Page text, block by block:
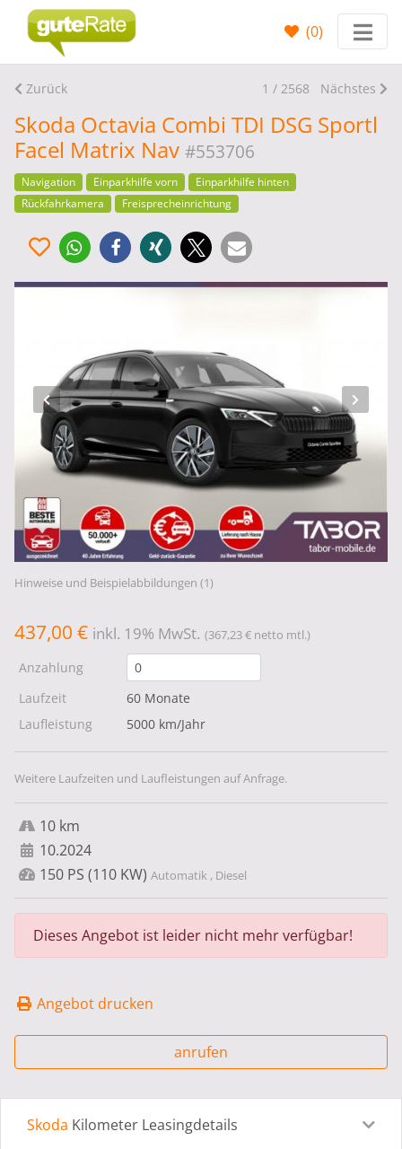
(0)
Zurück 1 / 2568 Nächstes
Skoda Octavia Combi TDI DSG Sportl
Facel Matrix Nav #553706
Navigation Einparkhilfe vorn
Einparkhilfe hinten
Rückfahrkamera
Freisprecheinrichtung
Hinweise und Beispielabbildungen (1)
437,00 € inkl. 19% MwSt. (367,23 € netto mtl.)
Anzahlung
Laufzeit
60 Monate
Laufleistung
5000 km/Jahr
Weitere Laufzeiten und Laufleistungen auf Anfrage.
10 km
10.2024
150 PS (110 KW) Automatik , Diesel
Dieses Angebot ist leider nicht mehr verfügbar!
Angebot drucken
anrufen
Leasingdetails Fahrzeugdetails
Skoda Kilometer Leasingdetails